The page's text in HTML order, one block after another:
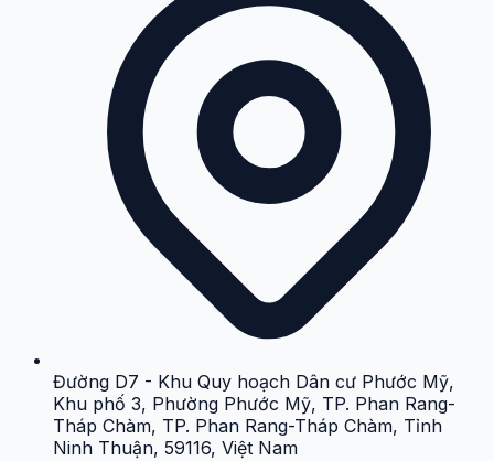
Đường D7 - Khu Quy hoạch Dân cư Phước Mỹ,
Khu phố 3, Phường Phước Mỹ, TP. Phan Rang-
Tháp Chàm, TP. Phan Rang-Tháp Chàm, Tỉnh
Ninh Thuận, 59116, Việt Nam